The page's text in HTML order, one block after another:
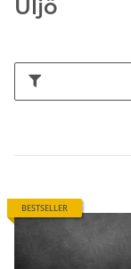
Uljö
BESTSELLER